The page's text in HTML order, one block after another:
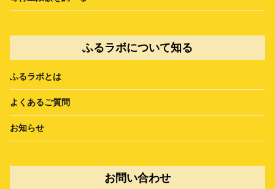
ふるラボについて知る
ふるラボとは
よくあるご質問
お知らせ
お問い合わせ